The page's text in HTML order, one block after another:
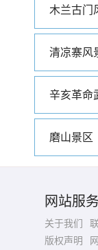
木兰古门
清凉寨风
磨山景区
网站服务
关于我们
版权声明